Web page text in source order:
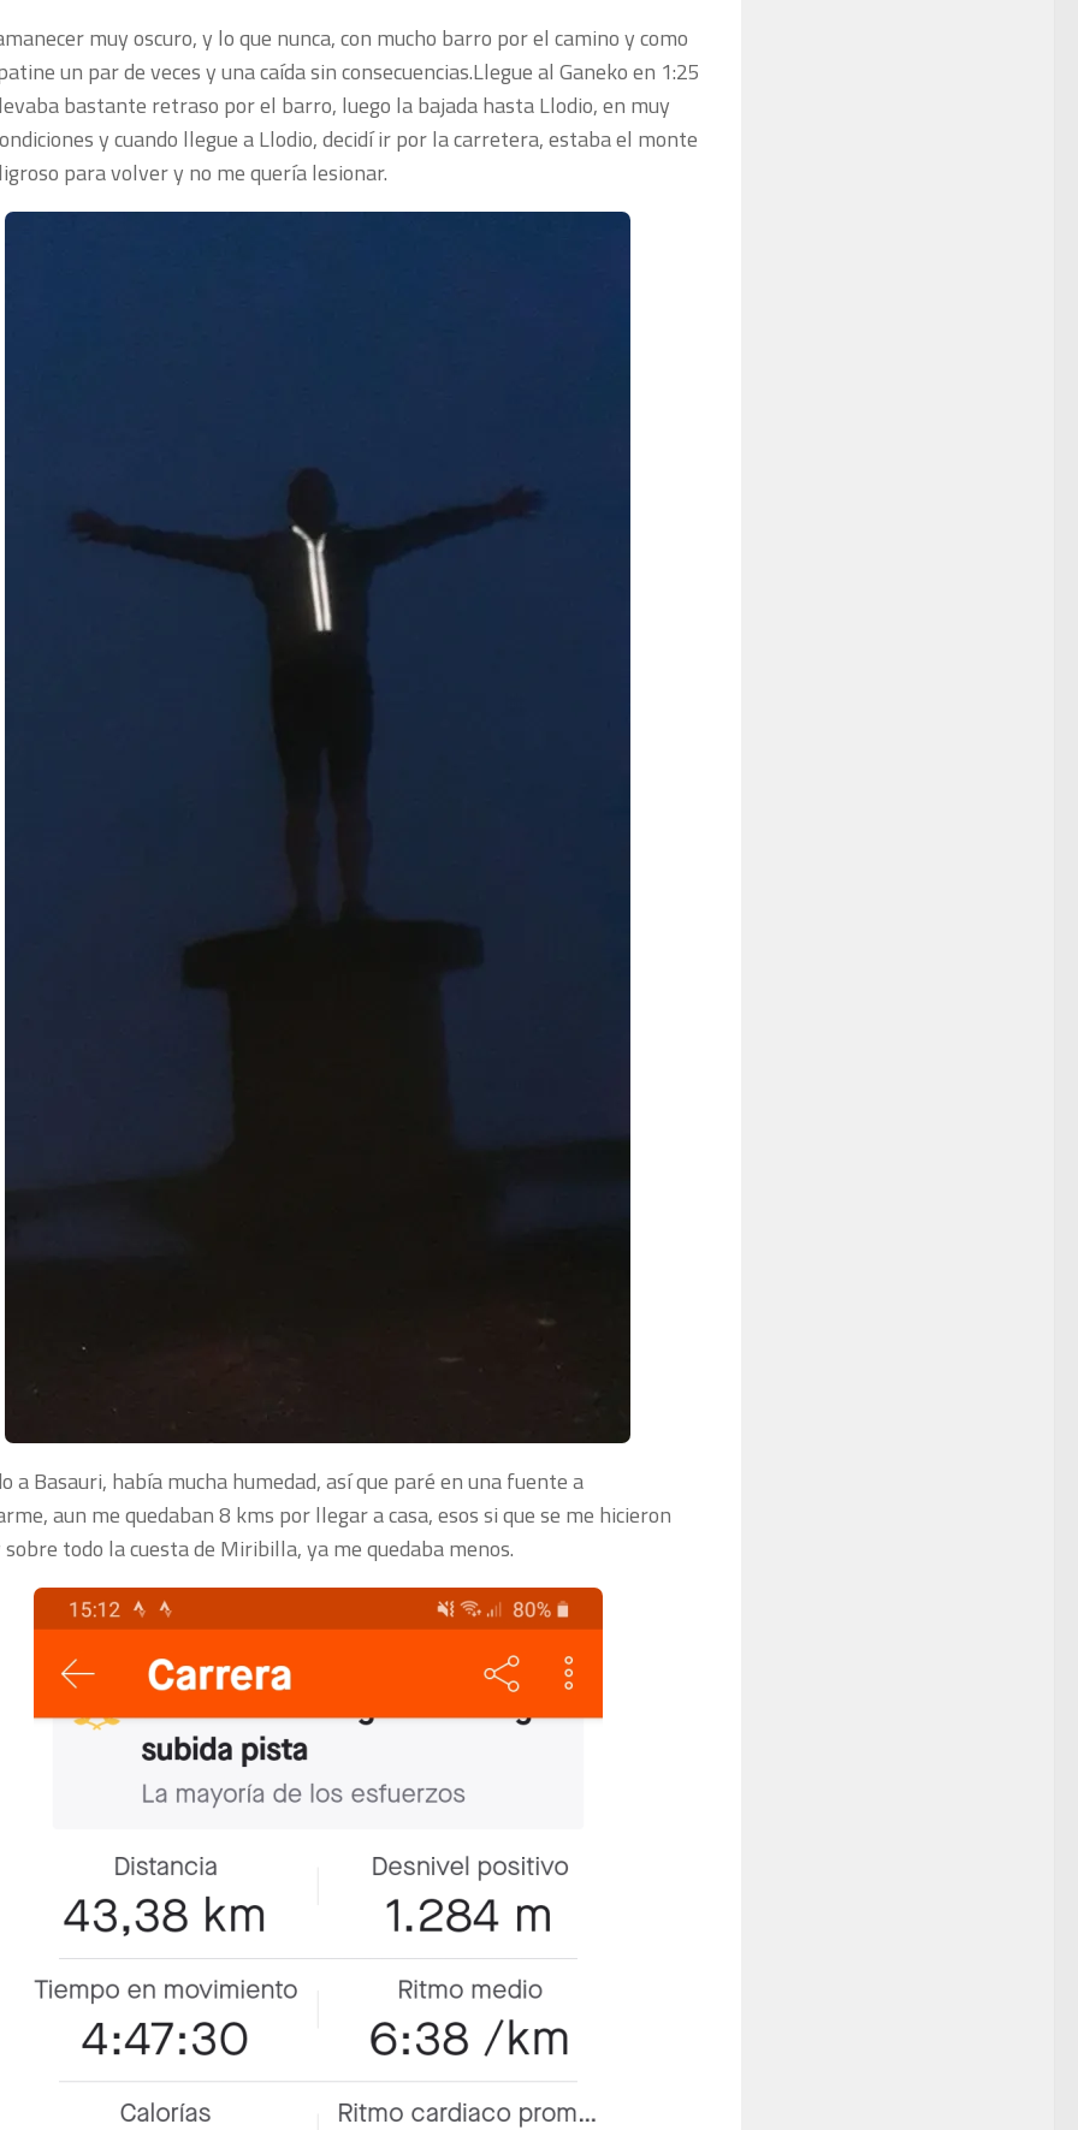
muy oscuro, y lo que nunca, con mucho barro por el camino y como
un par de veces y una caída sin consecuencias.Llegue al Ganeko en 1:25
bastante retraso por el barro, luego la bajada hasta Llodio, en muy
y cuando llegue a Llodio, decidí ir por la carretera, estaba el monte
para volver y no me quería lesionar.
a Basauri, había mucha humedad, así que paré en una fuente a
aun me quedaban 8 kms por llegar a casa, esos si que se me hicieron
sobre todo la cuesta de Miribilla, ya me quedaba menos.